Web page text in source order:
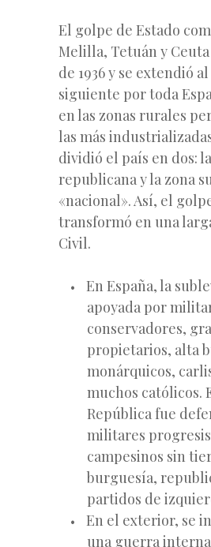
El golpe de Estado
Melilla, Tetuán y
de 1936 y se extendió
siguiente por toda
en las zonas rurales
las más
dividió el país en dos:
republicana y la zona
«nacional». Así, el
transformó en una
Civil.
En España, la
apoyada por
conservadores,
propietarios, alta
monárquicos,
muchos católicos.
República fue
militares
campesinos sin
burguesía,
partidos de
En el exterior, se
una guerra